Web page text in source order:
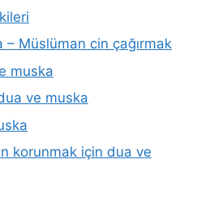
– Müslüman cin çağırmak
muska
ve muska
korunmak için dua ve